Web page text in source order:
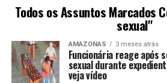
Todos os Assuntos Marcados
sexual"
AMAZONAS 3 meses atrás
Funcionária reage após
sexual durante
veja vídeo